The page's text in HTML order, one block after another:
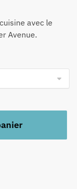
avec le
Avenue.